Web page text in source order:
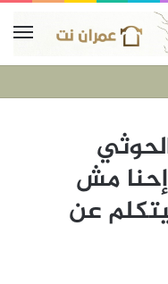
إحنا مش
عن